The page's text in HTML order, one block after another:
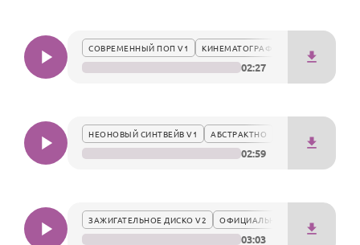
СОВРЕМЕННЫЙ ПОП V1 КИНЕМАТОГРАФИЧНО
02:27
НЕОНОВЫЙ СИНТВЕЙВ V1 АБСТРАКТНО
02:59
ЗАЖИГАТЕЛЬНОЕ ДИСКО V2 ОФИЦИАЛЬНО
03:03